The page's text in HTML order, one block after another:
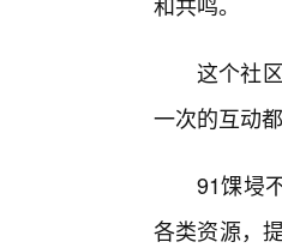
这个社
一次的互动
91馃埐
各类资源，